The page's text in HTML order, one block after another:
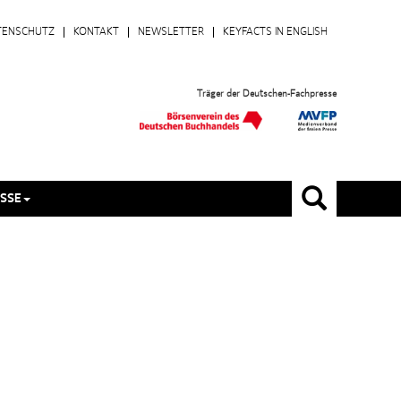
KEYFACTS IN ENGLISH
NEWSLETTER
KONTAKT
Träger der Deutschen-Fachpresse